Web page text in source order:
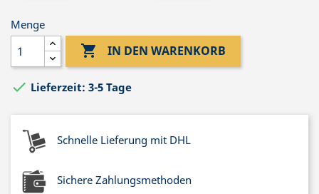
Menge
 IN DEN WARENKORB
 Lieferzeit: 3-5 Tage
Schnelle Lieferung mit DHL
Sichere Zahlungsmethoden